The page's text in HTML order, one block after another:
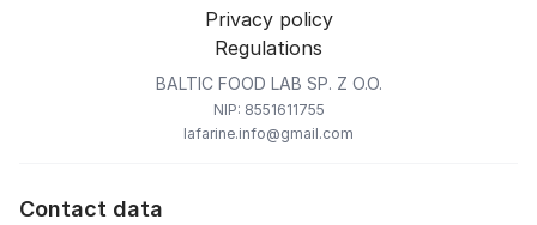
Privacy policy
Regulations
BALTIC FOOD LAB SP. Z O.O.
NIP: 8551611755
lafarine.info@gmail.com
Contact data